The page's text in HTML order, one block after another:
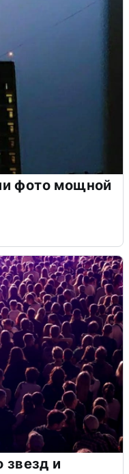
фото мощной
звезд и